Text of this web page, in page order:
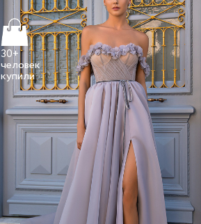
30+
человек
купили